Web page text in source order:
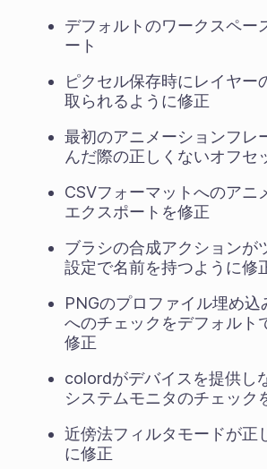
デフォルトのワークスペー
ート
ピクセル保存時にレイヤー
取られるように修正
最初のアニメーションフレ
んだ際の正しくないオフセ
CSVフォーマットへのアニ
エクスポートを修正
ブラシの合成アクションが
設定で名前を持つように修
PNGのプロファイル埋め込
へのチェックをデフォルト
修正
colordがデバイスを提供し
システムモニタのチェック
近傍法フィルタモードが正
に修正